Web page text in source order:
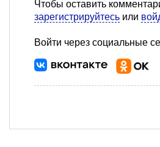
Чтобы оставить
зарегистрируйтесь или
Войти через социальные